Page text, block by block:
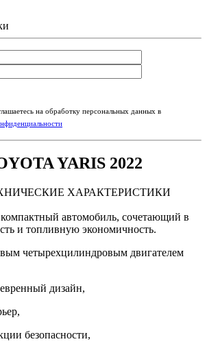
на обработку персональных данных в
YARIS 2022
ХАРАКТЕРИСТИКИ
автомобиль, сочетающий в
и топливную экономичность.
четырехцилиндровым двигателем
дизайн,
безопасности,